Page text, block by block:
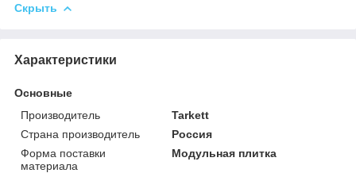
Скрыть
Характеристики
Основные
Производитель
Tarkett
Страна производитель
Россия
Форма поставки
материала
Модульная плитка